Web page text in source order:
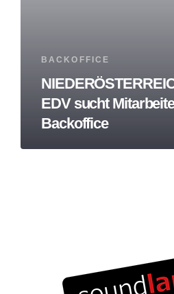
Tags
BACKOFFICE
EDV sucht
Backoffice